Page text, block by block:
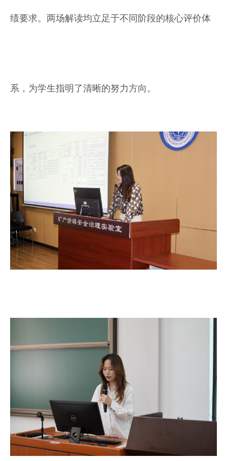
绩要求。两场解读均立足于不同阶段的核心评价体
系，为学生指明了清晰的努力方向。